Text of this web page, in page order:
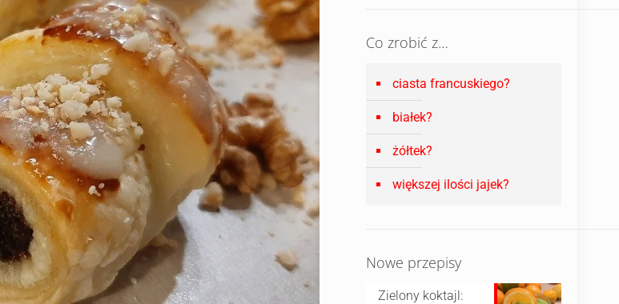
Co zrobić z…
ciasta francuskiego?
białek?
żółtek?
większej ilości jajek?
Nowe przepisy
Zielony koktajl: